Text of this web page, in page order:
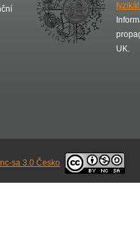
UK.
sa 3.0 Česko